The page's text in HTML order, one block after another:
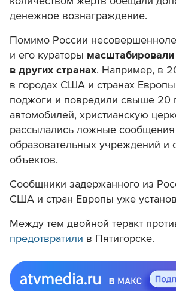
денежное вознаграждение.
Помимо России
и его кураторы
в других странах. Например, в
в городах США и странах
поджоги и повредили свыше 20
автомобилей, христианскую
рассылались ложные
образовательных учреждений и
объектов.
Сообщники задержанного из
США и стран Европы уже
Между тем двойной теракт
предотвратили в Пятигорске.